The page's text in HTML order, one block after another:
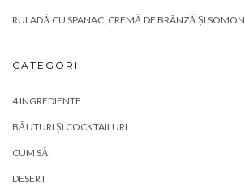
RULADĂ CU SPANAC, CREMĂ DE BRÂNZĂ ȘI SOMON
CATEGORII
4 INGREDIENTE
BĂUTURI ȘI COCKTAILURI
CUM SĂ
DESERT